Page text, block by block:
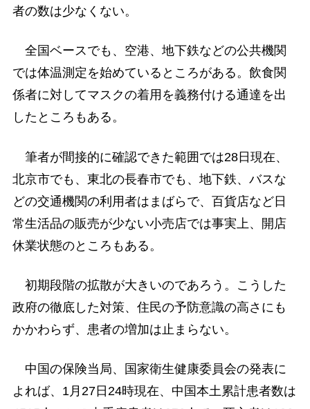
者の数は少なくない。
全国ベースでも、空港、地下鉄などの公共機関
では体温測定を始めているところがある。飲食関
係者に対してマスクの着用を義務付ける通達を出
したところもある。
筆者が間接的に確認できた範囲では28日現在、
北京市でも、東北の長春市でも、地下鉄、バスな
どの交通機関の利用者はまばらで、百貨店など日
常生活品の販売が少ない小売店では事実上、開店
休業状態のところもある。
初期段階の拡散が大きいのであろう。こうした
政府の徹底した対策、住民の予防意識の高さにも
かかわらず、患者の増加は止まらない。
中国の保険当局、国家衛生健康委員会の発表に
よれば、1月27日24時現在、中国本土累計患者数は